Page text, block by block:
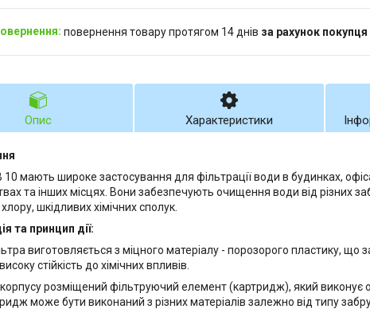
повернення товару протягом 14 днів за рахунок покупця
Опис Характеристики
10 мають широке застосування для фільтрації води в будинках,
та інших місцях. Вони забезпечують очищення води від різних
шкідливих хімічних сполук.
та принцип дії:
виготовляється з міцного матеріалу - порозорого пластику, що
стійкість до хімічних впливів.
розміщений фільтруючий елемент (картридж), який
може бути виконаний з різних матеріалів залежно від типу